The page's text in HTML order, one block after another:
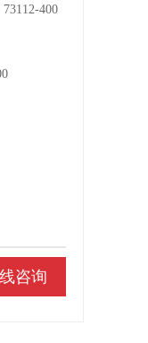
73112-400
咨询